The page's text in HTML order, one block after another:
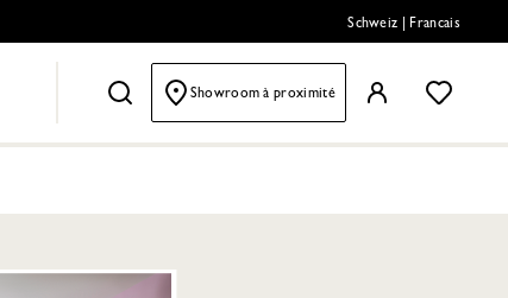
Schweiz Francais
Showroom à proximité